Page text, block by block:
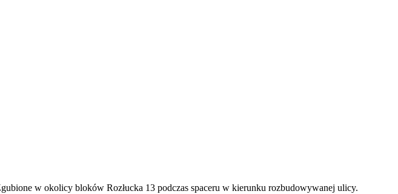
w okolicy bloków Rozłucka 13 podczas spaceru w kierunku rozbudowywanej ulicy.